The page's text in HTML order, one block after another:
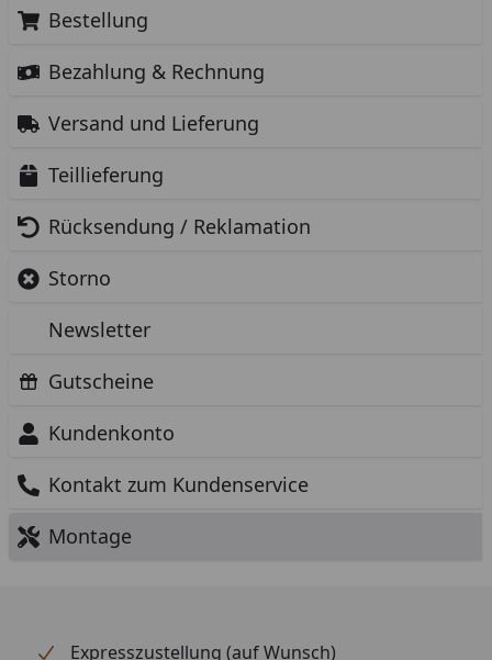
Bestellung
Bezahlung & Rechnung
Versand und Lieferung
Teillieferung
Rücksendung / Reklamation
Storno
Newsletter
Gutscheine
Kundenkonto
Kontakt zum Kundenservice
Montage
Expresszustellung (auf Wunsch)